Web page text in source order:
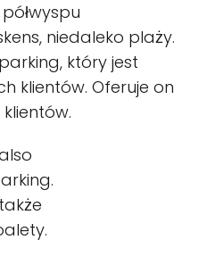
niedaleko plaży.
który jest
klientów. Oferuje on